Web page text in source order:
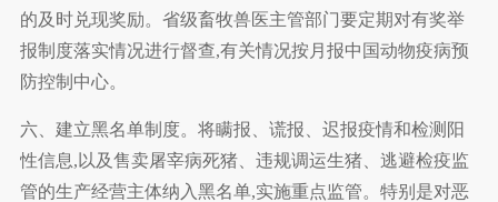
的及时兑现奖励。省级畜牧兽医主管部门要定期对有奖举
报制度落实情况进行督查,有关情况按月报中国动物疫病预
防控制中心。
六、建立黑名单制度。将瞒报、谎报、迟报疫情和检测阳
性信息,以及售卖屠宰病死猪、违规调运生猪、逃避检疫监
管的生产经营主体纳入黑名单,实施重点监管。特别是对恶